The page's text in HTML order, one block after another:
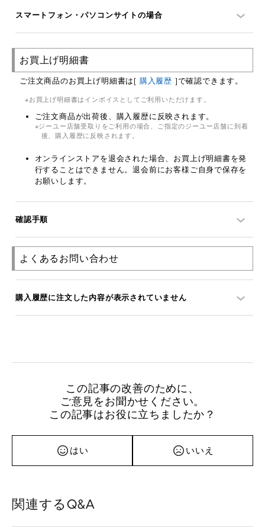
スマートフォン・パソコンサイトの場合
お買上げ明細書
ご注文商品のお買上げ明細書は[ 購入履歴 ]で確認できます。
お買上げ明細書はインボイスとしてご利用いただけます。
ご注文商品が出荷後、購入履歴に反映されます。
ジーユー店舗受取りをご利用の場合、ご指定のジーユー店舗に到着
後、購入履歴に反映されます。
オンラインストアを退会された場合、お買上げ明細書を発
行することはできません。退会前にお客様ご自身で保存を
お願いします。
確認手順
よくあるお問い合わせ
購入履歴に注文した内容が表示されていません
この記事の改善のために、
ご意見をお聞かせください。
この記事はお役に立ちましたか？
はい いいえ
関連するQ&A